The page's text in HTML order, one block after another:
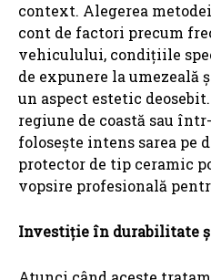
context. Alegerea
cont de factori precum
vehiculului, condițiile
de expunere la umezeală
un aspect estetic
regiune de coastă sau
folosește intens sarea pe
protector de tip ceramic
vopsire profesională
Investiție în durabilitate